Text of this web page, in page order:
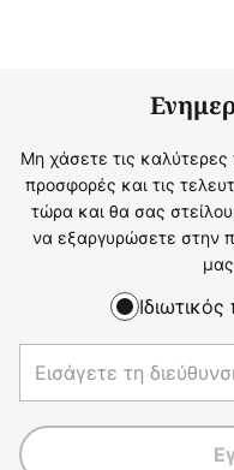
Μη χάσετε τις
προσφορές και τις
τώρα και θα σας
να εξαργυρώσετε στην